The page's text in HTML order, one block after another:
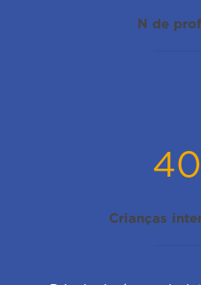
N de
Crianças